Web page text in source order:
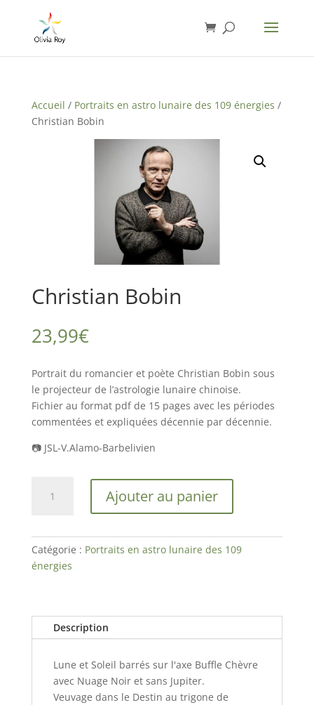
Accueil / Portraits en astro lunaire des 109 énergies /
Christian Bobin
Christian Bobin
23,99€
Portrait du romancier et poète Christian Bobin sous
le projecteur de l’astrologie lunaire chinoise.
Fichier au format pdf de 15 pages avec les périodes
commentées et expliquées décennie par décennie.
📷 JSL-V.Alamo-Barbelivien
Ajouter au panier
Catégorie : Portraits en astro lunaire des 109
énergies
Description
Lune et Soleil barrés sur l'axe Buffle Chèvre
avec Nuage Noir et sans Jupiter.
Veuvage dans le Destin au trigone de